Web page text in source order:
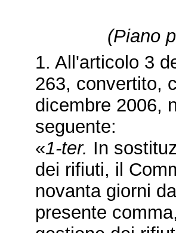
(Piano
1. All'articolo 3
263, convertito,
dicembre 2006,
seguente:
«1-ter. In
dei rifiuti, il
novanta giorni
presente